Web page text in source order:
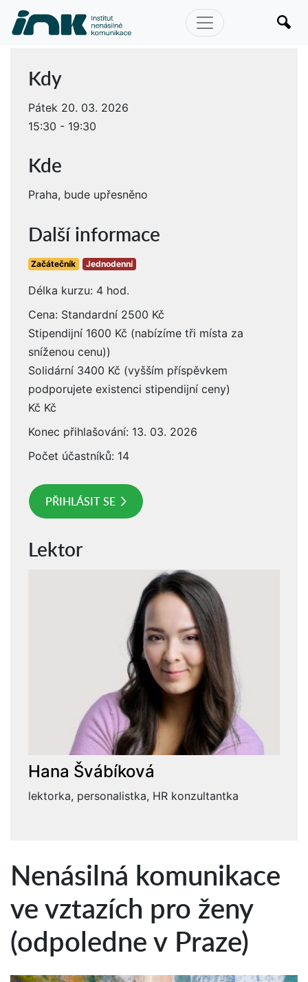
Kdy
Pátek 20. 03. 2026
15:30 - 19:30
Kde
Praha, bude upřesněno
Další informace
Začátečník Jednodenní
Délka kurzu: 4 hod.
Cena: Standardní 2500 Kč
Stipendijní 1600 Kč (nabízíme tři místa za
sníženou cenu))
Solidární 3400 Kč (vyšším příspěvkem
podporujete existenci stipendijní ceny)
Kč Kč
Konec přihlašování: 13. 03. 2026
Počet účastníků: 14
PŘIHLÁSIT SE
Lektor
Hana Švábíková
lektorka, personalistka, HR konzultantka
Nenásilná komunikace
ve vztazích pro ženy
(odpoledne v Praze)